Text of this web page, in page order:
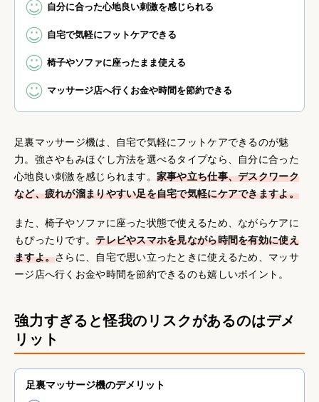
自分に合った心地良い刺激を感じられる
自宅で気軽にフットケアできる
椅子やソファに座ったまま使える
マッサージ店へ行くお金や時間を節約できる
足裏マッサージ機は、自宅で気軽にフットケアできるのが魅
力。強さやもみほぐし方法を選べるタイプなら、自分に合った
心地良い刺激を感じられます。 家事や立ち仕事、デスクワーク
など、疲れが溜まりやすい足を自宅で気軽にケアできますよ。
また、椅子やソファに座った状態で使えるため、ながらケアに
もぴったりです。テレビやスマホを見ながら時間を有効に使え
ますよ。さらに、自宅で思い立ったときに使えるため、マッサ
ージ店へ行くお金や時間を節約できるのも嬉しいポイント。
強力すぎると怪我のリスクがあるのはデメ
リット
足裏マッサージ機のデメリット